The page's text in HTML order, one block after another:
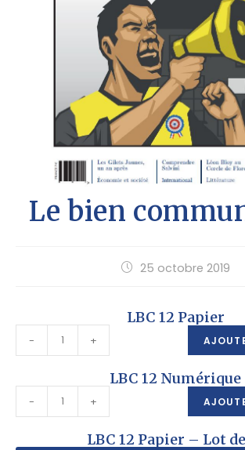
Le bien
25 octobre 2019
LBC 12 Papier
- +
LBC 12 Numérique
- +
LBC 12 Papier – Lot